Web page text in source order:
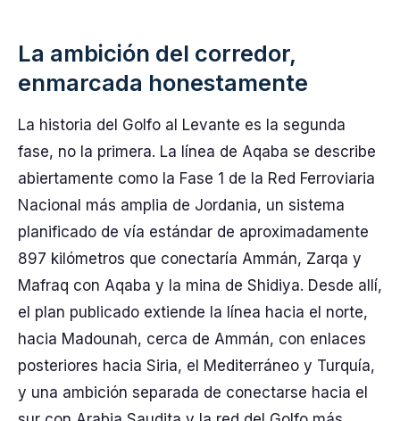
La ambición del corredor,
enmarcada honestamente
La historia del Golfo al Levante es la segunda
fase, no la primera. La línea de Aqaba se describe
abiertamente como la Fase 1 de la Red Ferroviaria
Nacional más amplia de Jordania, un sistema
planificado de vía estándar de aproximadamente
897 kilómetros que conectaría Ammán, Zarqa y
Mafraq con Aqaba y la mina de Shidiya. Desde allí,
el plan publicado extiende la línea hacia el norte,
hacia Madounah, cerca de Ammán, con enlaces
posteriores hacia Siria, el Mediterráneo y Turquía,
y una ambición separada de conectarse hacia el